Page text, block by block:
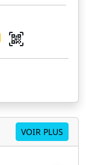
VOIR PLUS